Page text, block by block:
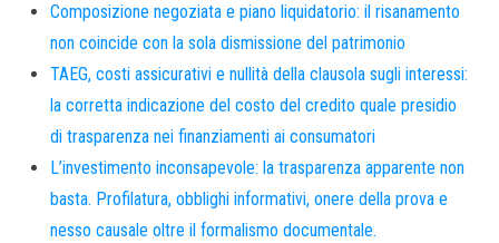
Composizione negoziata e piano liquidatorio: il risanamento
non coincide con la sola dismissione del patrimonio
TAEG, costi assicurativi e nullità della clausola sugli interessi:
la corretta indicazione del costo del credito quale presidio
di trasparenza nei finanziamenti ai consumatori
L’investimento inconsapevole: la trasparenza apparente non
basta. Profilatura, obblighi informativi, onere della prova e
nesso causale oltre il formalismo documentale.